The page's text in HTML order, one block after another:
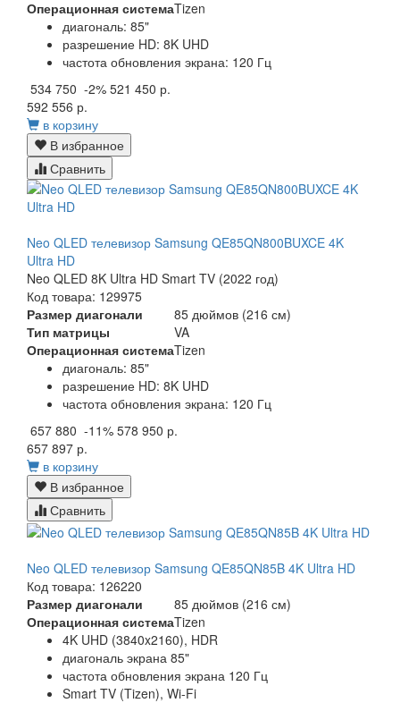
Операционная системаTizen
диагональ: 85"
разрешение HD: 8K UHD
частота обновления экрана: 120 Гц
534 750 -2% 521 450 р.
592 556 р.
в корзину
В избранное
Сравнить
Neo QLED телевизор Samsung QE85QN800BUXCE 4K
Ultra HD
Neo QLED 8K Ultra HD Smart TV (2022 год)
Код товара: 129975
Размер диагонали
85 дюймов (216 см)
Тип матрицы
VA
Операционная системаTizen
диагональ: 85"
разрешение HD: 8K UHD
частота обновления экрана: 120 Гц
657 880 -11% 578 950 р.
657 897 р.
в корзину
В избранное
Сравнить
Neo QLED телевизор Samsung QE85QN85B 4K Ultra HD
Код товара: 126220
Размер диагонали
85 дюймов (216 см)
Операционная системаTizen
4K UHD (3840x2160), HDR
диагональ экрана 85"
частота обновления экрана 120 Гц
Smart TV (Tizen), Wi-Fi